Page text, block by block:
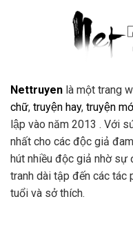
Nettruyen là một trang
chữ, truyện hay, truyện
lập vào năm 2013 . Với
nhất cho các độc giả
hút nhiều độc giả nhờ sự
tranh dài tập đến các tác
tuổi và sở thích.